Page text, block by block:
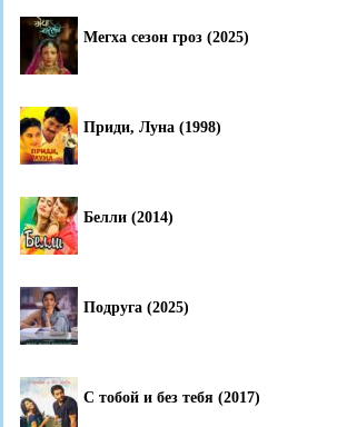
Мегха сезон гроз (2025)
Приди, Луна (1998)
Белли (2014)
Подруга (2025)
С тобой и без тебя (2017)